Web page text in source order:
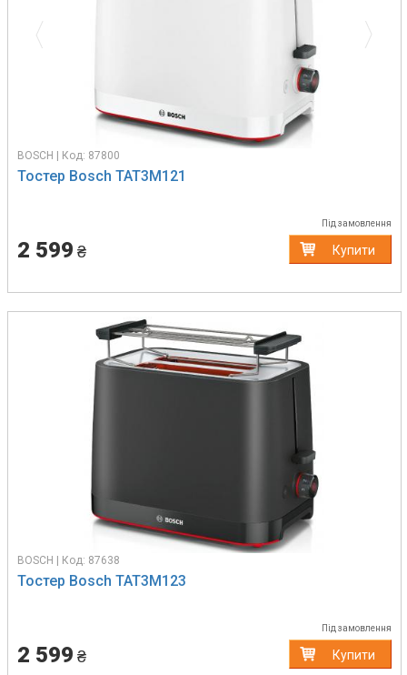
BOSCH | Код: 87800
Тостер Bosch TAT3M121
Під замовлення
2 599 ₴ Купити
BOSCH | Код: 87638
Тостер Bosch TAT3M123
Під замовлення
2 599 ₴ Купити